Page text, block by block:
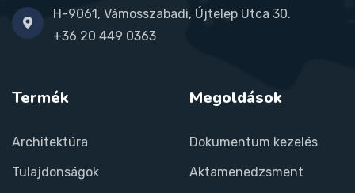
H-9061, Vámosszabadi, Újtelep Utca 30.
+36 20 449 0363
Termék
Architektúra
Tulajdonságok
Megoldások
Dokumentum kezelés
Aktamenedzsment